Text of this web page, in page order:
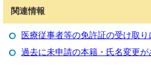
関連情報
医療従事者等の免許証の受け取り
過去に未申請の本籍・氏名変更が